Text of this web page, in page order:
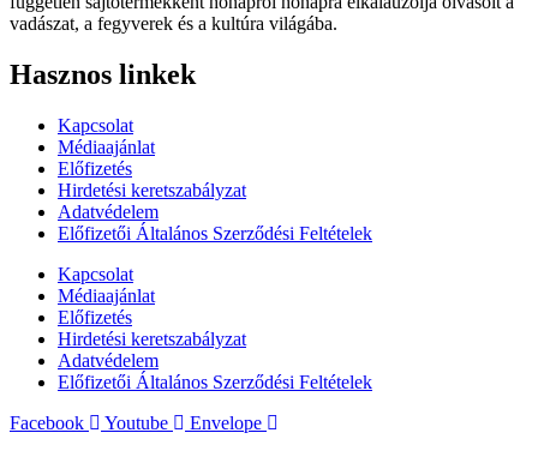
vadászat, a fegyverek és a kultúra világába.
Hasznos linkek
Kapcsolat
Médiaajánlat
Előfizetés
Hirdetési keretszabályzat
Adatvédelem
Előfizetői Általános Szerződési Feltételek
Kapcsolat
Médiaajánlat
Előfizetés
Hirdetési keretszabályzat
Adatvédelem
Előfizetői Általános Szerződési Feltételek
Facebook
Youtube Envelope